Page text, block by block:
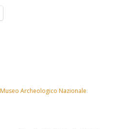
Museo Archeologico Nazionale.